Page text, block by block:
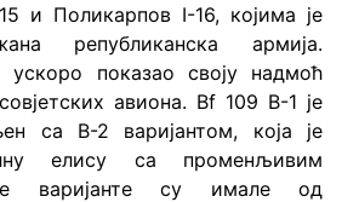
и Поликарпов I-16, којима је
републиканска армија.
показао своју надмоћ
авиона. Bf 109 B-1 је
са B-2 варијантом, која је
елису са променљивим
варијанте су имале од